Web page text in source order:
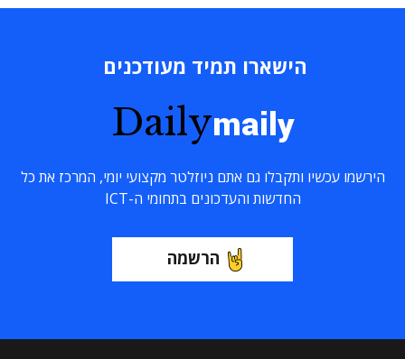
הישארו תמיד מעודכנים
Dailymaily
הירשמו עכשיו ותקבלו גם אתם ניוזלטר מקצועי יומי, המרכז את כל
החדשות והעדכונים בתחומי ה-ICT
הרשמה